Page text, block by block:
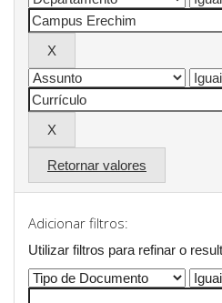
Retornar valores
Adicionar filtros:
Utilizar filtros para refinar o